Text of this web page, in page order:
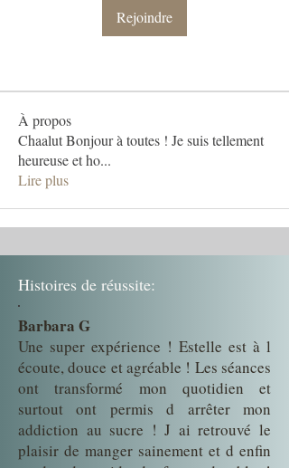
Rejoindre
À propos
Chaalut Bonjour à toutes ! Je suis tellement
heureuse et ho...
Lire plus
Histoires de réussite:
Barbara G
Une super expérience ! Estelle est à l
écoute, douce et agréable ! Les séances
ont transformé mon quotidien et
surtout ont permis d arrêter mon
addiction au sucre ! J ai retrouvé le
plaisir de manger sainement et d enfin